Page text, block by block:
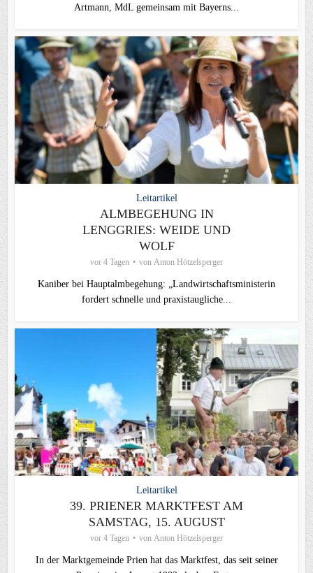
Artmann, MdL gemeinsam mit Bayerns...
Leitartikel
ALMBEGEHUNG IN
LENGGRIES: WEIDE UND
WOLF
vor 4 Tagen von Anton Hötzelsperger
Kaniber bei Hauptalmbegehung: „Landwirtschaftsministerin
fordert schnelle und praxistaugliche...
Leitartikel
39. PRIENER MARKTFEST AM
SAMSTAG, 15. AUGUST
vor 4 Tagen von Anton Hötzelsperger
In der Marktgemeinde Prien hat das Marktfest, das seit seiner